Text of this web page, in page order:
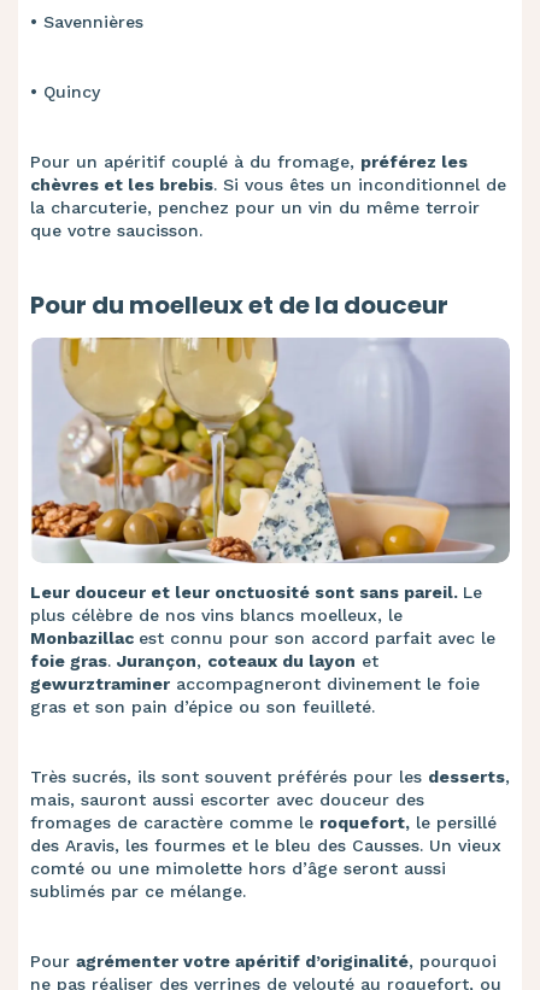
• Savennières ​
• Quincy
Pour un apéritif couplé à du fromage, préférez les
chèvres et les brebis. Si vous êtes un inconditionnel de
la charcuterie, penchez pour un vin du même terroir
que votre saucisson.
Pour du moelleux et de la douceur
Leur douceur et leur onctuosité sont sans pareil. Le
plus célèbre de nos vins blancs moelleux, le
Monbazillac est connu pour son accord parfait avec le
foie gras. Jurançon, coteaux du layon et
gewurztraminer accompagneront divinement le foie
gras et son pain d’épice ou son feuilleté.
Très sucrés, ils sont souvent préférés pour les desserts,
mais, sauront aussi escorter avec douceur des
fromages de caractère comme le roquefort, le persillé
des Aravis, les fourmes et le bleu des Causses. Un vieux
comté ou une mimolette hors d’âge seront aussi
sublimés par ce mélange.
Pour agrémenter votre apéritif d’originalité, pourquoi
ne pas réaliser des verrines de velouté au roquefort, ou